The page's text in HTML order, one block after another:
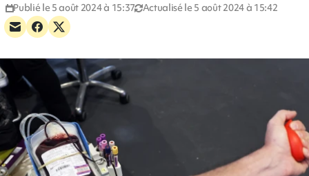
Publié le 5 août 2024 à 15:37 Actualisé le 5 août 2024 à 15:42